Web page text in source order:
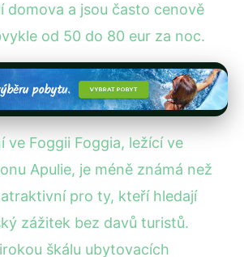
domova a jsou často cenově
od 50 do 80 eur za noc.
ve Foggii Foggia, ležící ve
Apulie, je méně známá než
pro ty, kteří hledají
zážitek bez davů turistů.
škálu ubytovacích